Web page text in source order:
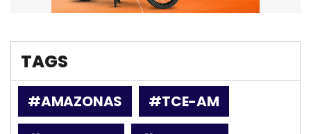
TAGS
#AMAZONAS
#TCE-AM